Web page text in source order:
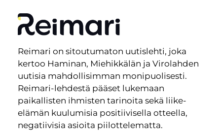
Reimari on sitoutumaton uutislehti, joka
kertoo Haminan, Miehikkälän ja Virolahden
uutisia mahdollisimman monipuolisesti.
Reimari-lehdestä pääset lukemaan
paikallisten ihmisten tarinoita sekä liike-
elämän kuulumisia positiivisella otteella,
negatiivisia asioita piilottelematta.